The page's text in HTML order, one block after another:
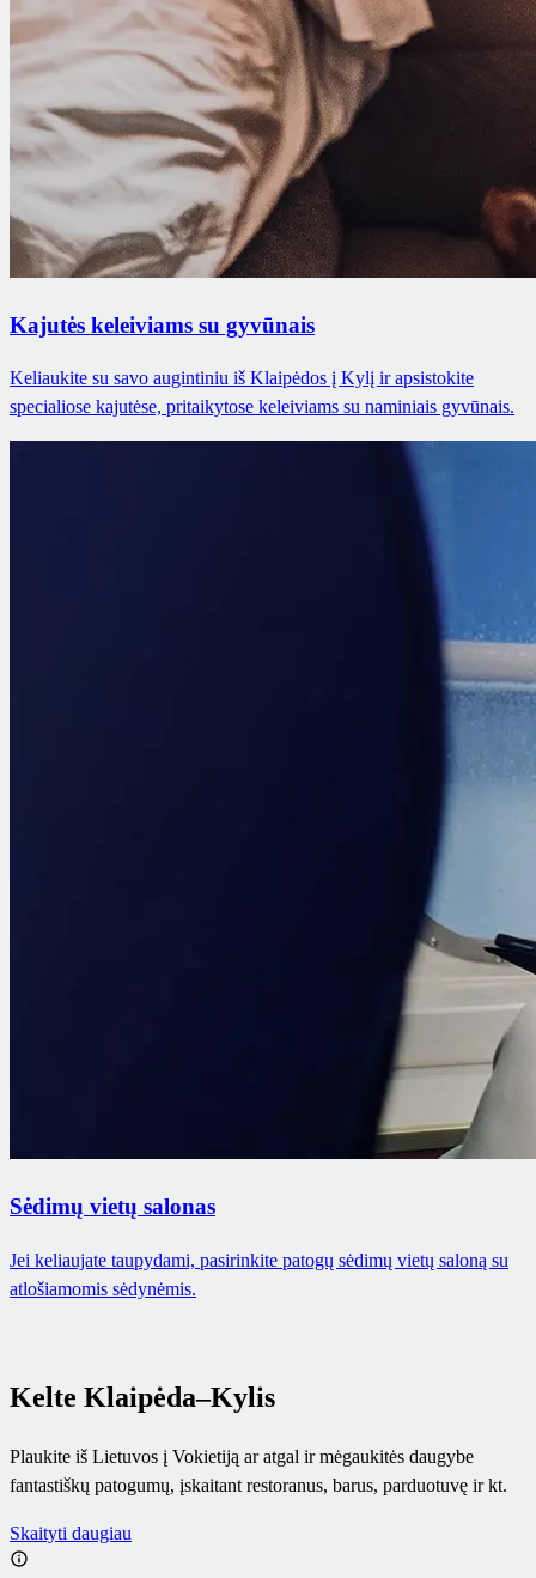
Kajutės keleiviams su gyvūnais
Keliaukite su savo augintiniu iš Klaipėdos į Kylį ir apsistokite
specialiose kajutėse, pritaikytose keleiviams su naminiais gyvūnais.
​Sėdimų vietų salonas
Jei keliaujate taupydami, pasirinkite patogų sėdimų vietų saloną su
atlošiamomis sėdynėmis.
Kelte Klaipėda–Kylis
Plaukite iš Lietuvos į Vokietiją ar atgal ir mėgaukitės daugybe
fantastiškų patogumų, įskaitant restoranus, barus, parduotuvę ir kt.
Skaityti daugiau